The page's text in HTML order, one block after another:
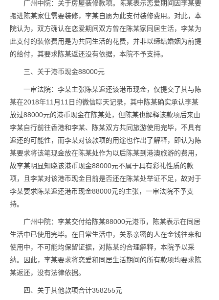
广州中院：关于房屋装修款项。陈某表示恋爱期间因李某要
搬进陈某家住需要装修，李某自愿为此支付装修费用。对此，本
院认为，双方确认在恋爱期间双方曾在陈某家同居生活，李某为
此支付的装修费用是为共同生活的花费，并非以缔结婚姻为前提
的给付，其要求陈某返还没有依据，本院不予支持。
三、关于港币现金88000元
一审法院：李某主张陈某返还该港币现金，仅提交了其与陈
某在2018年11月11日的微信聊天记录，其中陈某确实承认李某
放过88000元的港币现金在陈某处，但陈某也解释该款项后来由
李某自行前往香港和李某、陈某双方共同旅游使用完毕，不具有
返还的可能性，而李某对该款项的用途也作出了解释，即认为陈
某要求将该笔现金放在陈某处作为以后陈某到港澳旅游的费用，
故李某明显知晓该港币现金88000元不属于具有彩礼性质的款
项，且李某对该港币现金目前是否还在陈某处举证不足，故对于
李某要求陈某返还港币现金88000元的主张，一审法院不予支
持。
广州中院：李某交付给陈某88000元港币，陈某表示在同居
生活中已使用完毕。在日常生活中，关系亲密的人在金钱往来和
使用中，不可能均保留证据，对陈某的合理解释，本院予以采
纳。因此，李某要求将恋爱和同居生活期间的所有款项均要求陈
某返还，没有法律依据。
四、关于其他款项合计358255元